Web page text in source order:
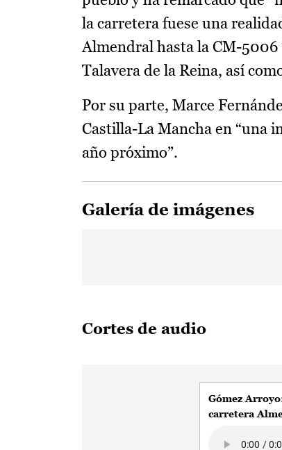
la carretera fuese una
Almendral hasta la CM-5006
Talavera de la Reina, así
Por su parte, Marce
Castilla-La Mancha en “una
año próximo”.
Galería de imágenes
Cortes de audio
Gómez
carretera